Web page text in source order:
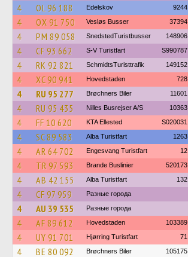
4 OL 96 188 Edelskov 9244
4 OX 91 750 Vesløs Busser 37394
4 PM 89 058 SnedstedTuristbusser 148906
4 CF 93 662 S-V Turistfart S990787
4 RK 92 821 SchmidtsTuristtrafik 149152
4 XC 90 941 Hovedstaden 728
4 RU 95 277 Brøchners Biler 11601
4 RU 95 435 Nilles Busrejser A/S 10363
4 FF 10 620 KTA Ellested S020031
4 SC 89 583 Alba Turistfart 1263
4 AR 64 702 Engesvang Turistfart 12
4 TR 97 593 Brande Buslinier 520173
4 AB 42 155 Alba Turistfart 132
4 CF 97 959 Разные города
4 AU 39 535 Разные города
4 AF 89 612 Hovedstaden 103389
4 UY 91 701 Hjørring Turistfart 71
4 BE 80 092 Brøchners Biler 105175